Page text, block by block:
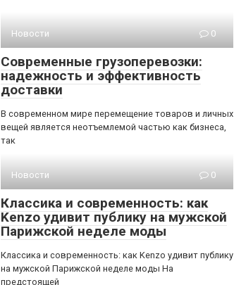
Новости 0
Современные грузоперевозки:
надежность и эффективность
доставки
В современном мире перемещение товаров и личных
вещей является неотъемлемой частью как бизнеса,
так
Новости 0
Классика и современность: как
Kenzo удивит публику на мужской
Парижской неделе моды
Классика и современность: как Kenzo удивит публику
на мужской Парижской неделе моды На
предстоящей